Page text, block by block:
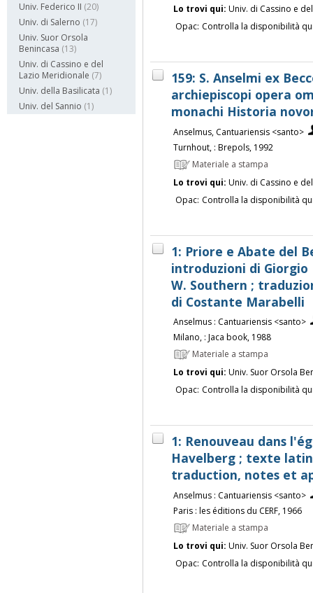
Univ. Federico II (20)
Univ. di Salerno (17)
Univ. Suor Orsola
Benincasa (13)
Univ. di Cassino e del
Lazio Meridionale (7)
Univ. della Basilicata (1)
Univ. del Sannio (1)
Lo trovi qui: Univ. di Cassino e
Opac: Controlla la disponibilità
159: S. Anselmi ex
archiepiscopi opera
monachi Historia
Anselmus, Cantuariensis <santo>
Turnhout, : Brepols, 1992
Materiale a stampa
Lo trovi qui: Univ. di Cassino e
Opac: Controlla la disponibilità
1: Priore e Abate del
introduzioni di Giorgio
W. Southern ;
di Costante Marabelli
Anselmus : Cantuariensis <santo>
Milano, : Jaca book, 1988
Materiale a stampa
Lo trovi qui: Univ. Suor Orsola
Opac: Controlla la disponibilità
1: Renouveau dans
Havelberg ; texte
traduction, notes et
Anselmus : Cantuariensis <santo>
Paris : les éditions du CERF, 1966
Materiale a stampa
Lo trovi qui: Univ. Suor Orsola
Opac: Controlla la disponibilità